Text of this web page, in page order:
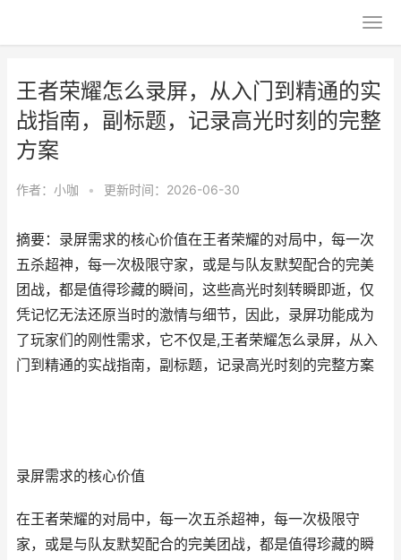
王者荣耀怎么录屏，从入门到精通的实
战指南，副标题，记录高光时刻的完整
方案
作者： 小咖 • 更新时间：2026-06-30
摘要：录屏需求的核心价值在王者荣耀的对局中，每一次
五杀超神，每一次极限守家，或是与队友默契配合的完美
团战，都是值得珍藏的瞬间，这些高光时刻转瞬即逝，仅
凭记忆无法还原当时的激情与细节，因此，录屏功能成为
了玩家们的刚性需求，它不仅是,王者荣耀怎么录屏，从入
门到精通的实战指南，副标题，记录高光时刻的完整方案
录屏需求的核心价值
在王者荣耀的对局中，每一次五杀超神，每一次极限守
家，或是与队友默契配合的完美团战，都是值得珍藏的瞬